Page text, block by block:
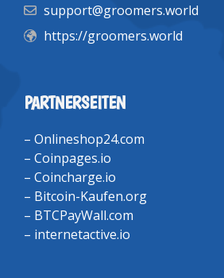
support@groomers.world
https://groomers.world
PARTNERSEITEN
– Onlineshop24.com
– Coinpages.io
– Coincharge.io
– Bitcoin-Kaufen.org
– BTCPayWall.com
– internetactive.io